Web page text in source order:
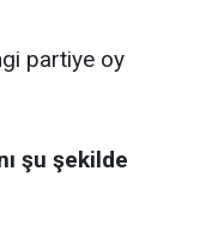
partiye oy
şu şekilde